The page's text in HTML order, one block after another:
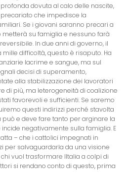
dovuta al calo delle nascite,
che impedisce la
Se i giovani saranno precari a
metterà su famiglia e nessuno farà
In due anni di governo, il
difficoltà, questo è risaputo. Ha
lacrime e sangue, ma sul
decisi di superamento,
alla stabilizzazione dei lavoratori
di più, ma leterogeneità di coalizione
favorevoli e sufficienti. Se saremo
questi indirizzi perché stavolta
può e deve fare tanto per arginare la
negativamente sulla famiglia. E
– che i cattolici impegnati in
per salvaguardarla da una visione
vuol trasformare lItalia a colpi di
si rendano conto di questo, prima